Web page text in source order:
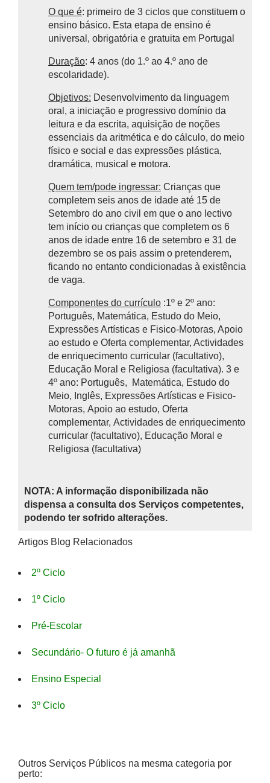
O que é: primeiro de 3 ciclos que constituem o
ensino básico. Esta etapa de ensino é
universal, obrigatória e gratuita em Portugal
Duração: 4 anos (do 1.º ao 4.º ano de
escolaridade).
Objetivos: Desenvolvimento da linguagem
oral, a iniciação e progressivo domínio da
leitura e da escrita, aquisição de noções
essenciais da aritmética e do cálculo, do meio
físico e social e das expressões plástica,
dramática, musical e motora.
Quem tem/pode ingressar: Crianças que
completem seis anos de idade até 15 de
Setembro do ano civil em que o ano lectivo
tem início ou crianças que completem os 6
anos de idade entre 16 de setembro e 31 de
dezembro se os pais assim o pretenderem,
ficando no entanto condicionadas à existência
de vaga.
Componentes do currículo :1º e 2º ano:
Português, Matemática, Estudo do Meio,
Expressões Artísticas e Fisico-Motoras, Apoio
ao estudo e Oferta complementar, Actividades
de enriquecimento curricular (facultativo),
Educação Moral e Religiosa (facultativa). 3 e
4º ano: Português, Matemática, Estudo do
Meio, Inglês, Expressões Artísticas e Fisico-
Motoras, Apoio ao estudo, Oferta
complementar, Actividades de enriquecimento
curricular (facultativo), Educação Moral e
Religiosa (facultativa)
NOTA: A informação disponibilizada não
dispensa a consulta dos Serviços competentes,
podendo ter sofrido alterações.
Artigos Blog Relacionados
2º Ciclo
1º Ciclo
Pré-Escolar
Secundário- O futuro é já amanhã
Ensino Especial
3º Ciclo
Outros Serviços Públicos na mesma categoria por
perto: